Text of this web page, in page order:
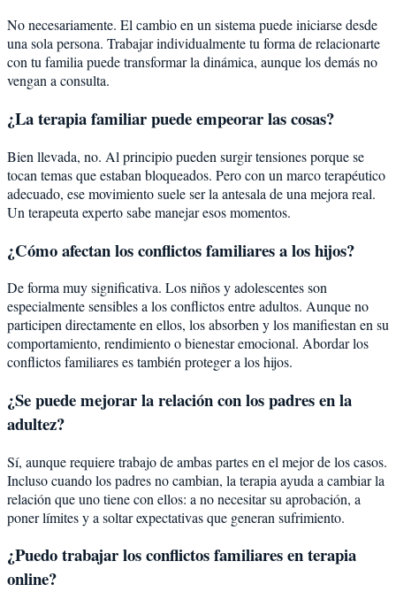
No necesariamente. El cambio en un sistema puede iniciarse desde
una sola persona. Trabajar individualmente tu forma de relacionarte
con tu familia puede transformar la dinámica, aunque los demás no
vengan a consulta.
¿La terapia familiar puede empeorar las cosas?
Bien llevada, no. Al principio pueden surgir tensiones porque se
tocan temas que estaban bloqueados. Pero con un marco terapéutico
adecuado, ese movimiento suele ser la antesala de una mejora real.
Un terapeuta experto sabe manejar esos momentos.
¿Cómo afectan los conflictos familiares a los hijos?
De forma muy significativa. Los niños y adolescentes son
especialmente sensibles a los conflictos entre adultos. Aunque no
participen directamente en ellos, los absorben y los manifiestan en su
comportamiento, rendimiento o bienestar emocional. Abordar los
conflictos familiares es también proteger a los hijos.
¿Se puede mejorar la relación con los padres en la
adultez?
Sí, aunque requiere trabajo de ambas partes en el mejor de los casos.
Incluso cuando los padres no cambian, la terapia ayuda a cambiar la
relación que uno tiene con ellos: a no necesitar su aprobación, a
poner límites y a soltar expectativas que generan sufrimiento.
¿Puedo trabajar los conflictos familiares en terapia
online?